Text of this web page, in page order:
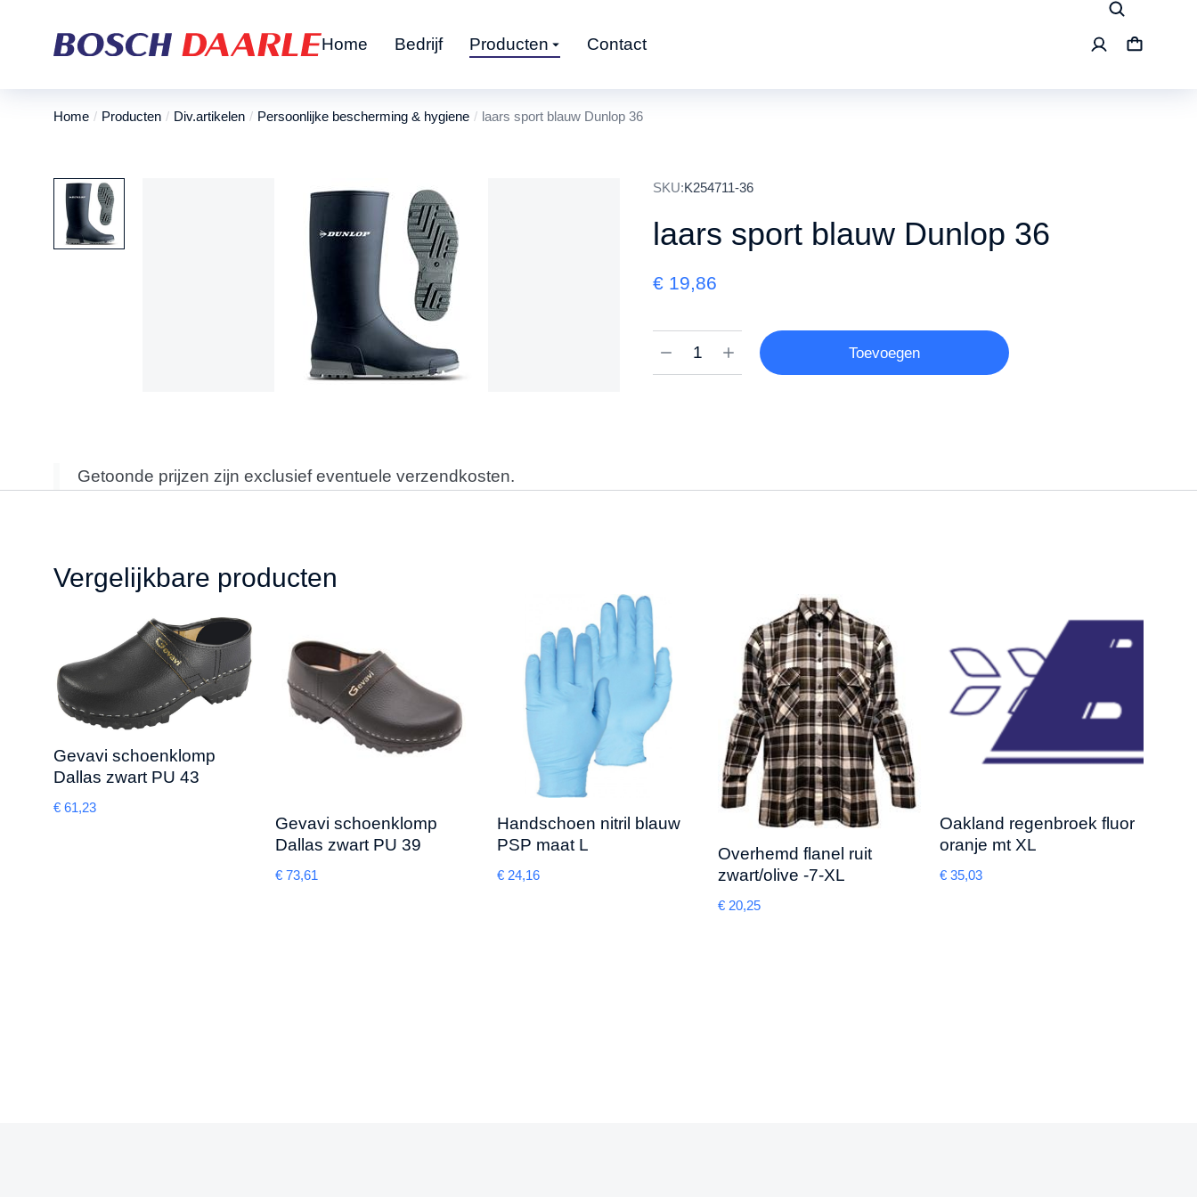
Home Bedrijf Producten Contact
Je bent hier:
Home Producten Div.artikelen Persoonlijke bescherming & hygiene laars sport blauw Dunlop 36
SKU:K254711-36
laars sport blauw Dunlop 36
€ 19,86
Toevoegen
Getoonde prijzen zijn exclusief eventuele verzendkosten.
Vergelijkbare producten
Gevavi schoenklomp
Dallas zwart PU 43
€ 61,23
Gevavi schoenklomp
Dallas zwart PU 39
€73,61
Handschoen nitril blauw
PSP maat L
€24,16
Overhemd flanel ruit
zwart/olive -7-XL
€ 20,25
Oakland regenbroek fluor
oranje mt XL
€ 35,03